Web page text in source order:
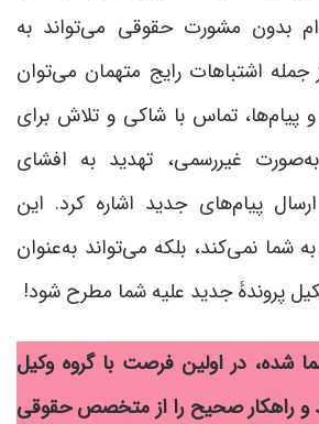
بدون مشورت حقوقی می‌تواند به
جمله اشتباهات رایج متهمان می‌توان
تماس با شاکی و تلاش برای
غیررسمی، تهدید به افشای
پیام‌های جدید اشاره کرد. این
شما نمی‌کند، بلکه می‌تواند به‌عنوان
پروندۀ جدید علیه شما مطرح شود!
شده، در اولین فرصت با گروه وکیل
و راهکار صحیح را از متخصص حقوقی